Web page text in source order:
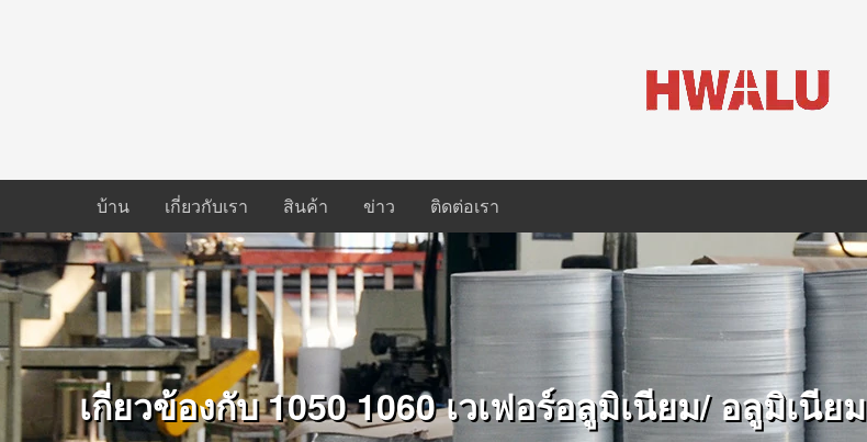
บ้าน เกี่ยวกับเรา สินค้า ข่าว ติดต่อเรา
เกี่ยวข้องกับ 1050 1060 เวเฟอร์อลูมิเนียม/ อลูมิเนียม